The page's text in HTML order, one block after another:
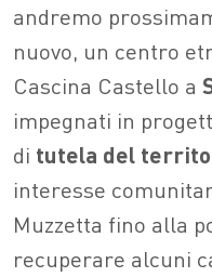
andremo
nuovo, un centro
Cascina Castello a
impegnati in
di tutela del
interesse
Muzzetta fino alla
recuperare alcuni